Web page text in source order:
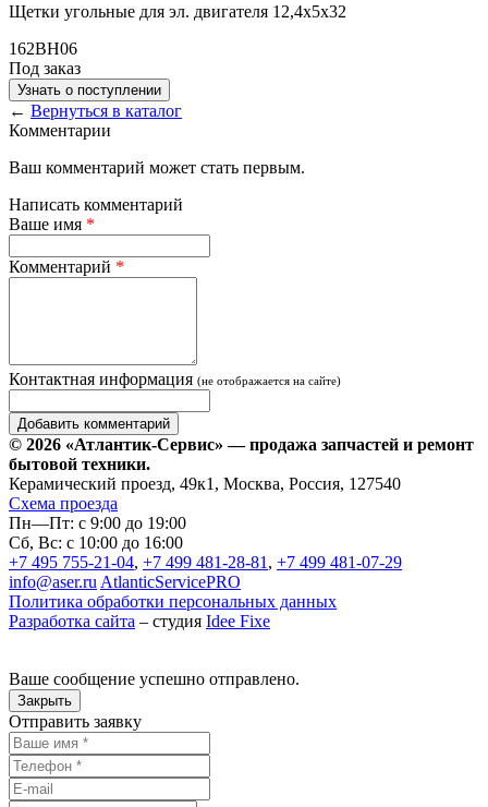
Щетки угольные для эл. двигателя 12,4х5х32
162ВН06
Под заказ
Узнать о поступлении
← Вернуться в каталог
Комментарии
Ваш комментарий может стать первым.
Написать комментарий
Ваше имя *
Комментарий *
Контактная информация (не отображается на сайте)
© 2026 «Атлантик-Сервис» — продажа запчастей и ремонт
бытовой техники.
Керамический проезд, 49к1, Москва, Россия, 127540
Схема проезда
Пн—Пт: с 9:00 до 19:00
Сб, Вс: с 10:00 до 16:00
+7 495 755-21-04, +7 499 481-28-81 , +7 499 481-07-29
info@aser.ru AtlanticServicePRO
Политика обработки персональных данных
Разработка сайта – студия Idee Fixe
Ваше сообщение успешно отправлено.
Закрыть
Отправить заявку